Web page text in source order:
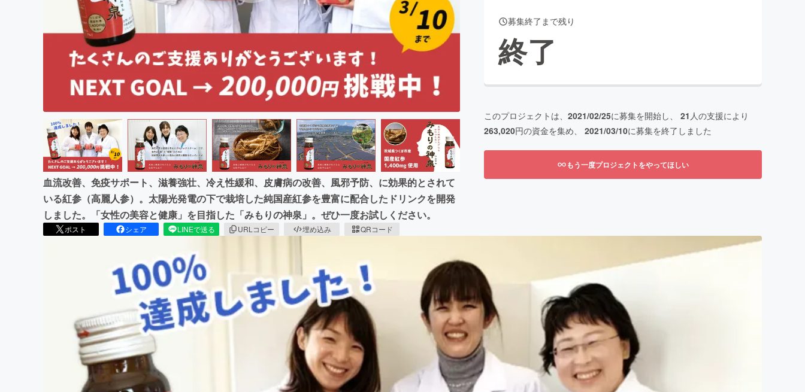
CAMPFIRE for Social Good CAMPFIRE Creation
CAMPFIREふるさと納税
machi-yaコミュニティ
血流改善、免疫サポート、滋養強壮、冷え性緩和、皮膚病の改善、風邪予防、に効果的とされて
いる紅参（高麗人参）。太陽光発電の下で栽培した純国産紅参を豊富に配合したドリンクを開発
しました。「女性の美容と健康」を目指した「みもりの神泉」。ぜひ一度お試しください。
ポスト シェア LINEで送る URLコピー 埋め込み QRコード
募集終了まで残り
終了
このプロジェクトは、 2021/02/25に募集を開始し、 21 人の支援により
263,020円の資金を集め、 2021/03/10に募集を終了しました
もう一度プロジェクトをやってほしい